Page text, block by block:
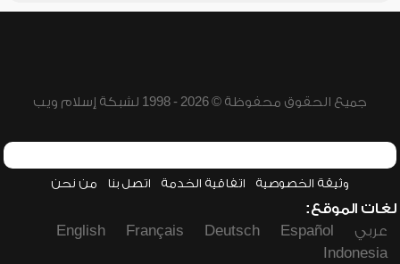
جميع الحقوق محفوظة © 2026 - 1998 لشبكة إسلام ويب
وثيقة الخصوصية اتفاقية الخدمة اتصل بنا من نحن
لغات الموقع:
عربي
Español
Deutsch
Français
English
Indonesia